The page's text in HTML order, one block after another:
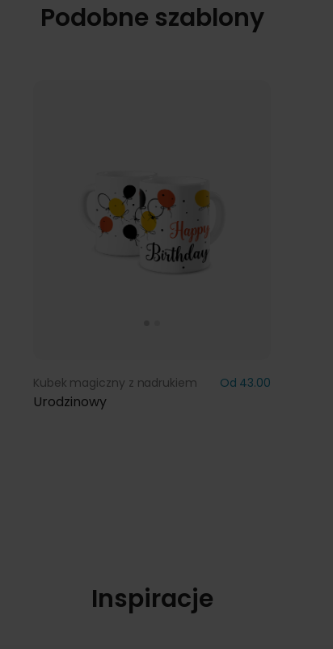
Podobne szablony
Kubek magiczny z nadrukiem Od 43.00
Urodzinowy
Inspiracje